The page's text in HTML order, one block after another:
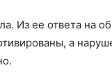
Из ее ответа на
а